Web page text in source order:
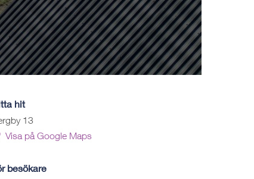
hit
13
Visa på Google Maps
besökare